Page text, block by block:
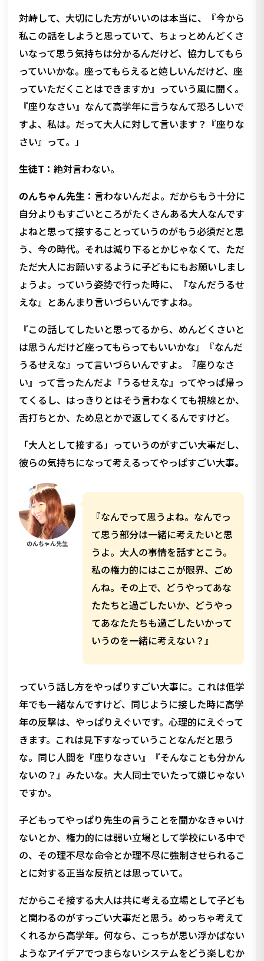
対峙して、大切にした方がいいのは本当に、『今から
私この話をしようと思っていて、ちょっとめんどくさ
いなって思う気持ちは分かるんだけど、協力してもら
っていいかな。座ってもらえると嬉しいんだけど、座
っていただくことはできますか』っていう風に聞く。
『座りなさい』なんて高学年に言うなんて恐ろしいで
すよ、私は。だって大人に対して言います？『座りな
さい』って。」
生徒T： 絶対言わない。
のんちゃん先生： 言わないんだよ。だからもう十分に
自分よりもすごいところがたくさんある大人なんです
よねと思って接することっていうのがもう必須だと思
う、今の時代。それは減り下るとかじゃなくて、ただ
ただ大人にお願いするように子どもにもお願いしまし
ょうよ。っていう姿勢で行った時に、『なんだうるせ
えな』とあんまり言いづらいんですよね。
『この話してしたいと思ってるから、めんどくさいと
は思うんだけど座ってもらってもいいかな』『なんだ
うるせえな』って言いづらいんですよ。『座りなさ
い』って言ったんだよ『うるせえな』ってやっぱ帰っ
てくるし、はっきりとはそう言わなくても視線とか、
舌打ちとか、ため息とかで返してくるんですけど。
「大人として接する」っていうのがすごい大事だし、
彼らの気持ちになって考えるってやっぱすごい大事。
のんちゃん先生
『なんでって思うよね。なんでっ
て思う部分は一緒に考えたいと思
うよ。大人の事情を話すとこう。
私の権力的にはここが限界、ごめ
んね。その上で、どうやってあな
たたちと過ごしたいか、どうやっ
てあなたたちも過ごしたいかって
いうのを一緒に考えない？』
っていう話し方をやっぱりすごい大事に。これは低学
年でも一緒なんですけど、同じように接した時に高学
年の反撃は、やっぱりえぐいです。心理的にえぐって
きます。これは見下すなっていうことなんだと思う
な。同じ人間を『座りなさい』『そんなことも分かん
ないの？』みたいな。大人同士でいたって嫌じゃない
ですか。
子どもってやっぱり先生の言うことを聞かなきゃいけ
ないとか、権力的には弱い立場として学校にいる中で
の、その理不尽な命令とか理不尽に強制させられるこ
とに対する正当な反抗とは思っていて。
だからこそ接する大人は共に考える立場として子ども
と関わるのがすっごい大事だと思う。めっちゃ考えて
くれるから高学年。何なら、こっちが思い浮かばない
ようなアイデアでつまらないシステムをどう楽しむか